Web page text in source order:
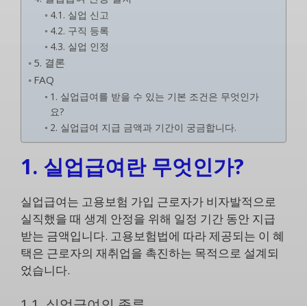
4.1. 실업 신고
4.2. 구직 등록
4.3. 실업 인정
5. 결론
FAQ
1. 실업급여를 받을 수 있는 기본 조건은 무엇인가
요?
2. 실업급여 지급 금액과 기간이 궁금합니다.
1. 실업급여란 무엇인가?
실업급여는 고용보험 가입 근로자가 비자발적으로
실직했을 때 생계 안정을 위해 일정 기간 동안 지급
받는 금액입니다. 고용보험법에 따라 제공되는 이 혜
택은 근로자의 재취업을 촉진하는 목적으로 설계되
었습니다.